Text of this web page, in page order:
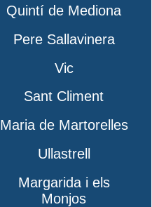
Quintí de Mediona
Pere Sallavinera
Vic
Sant Climent
Maria de Martorelles
Ullastrell
Margarida i els
Monjos